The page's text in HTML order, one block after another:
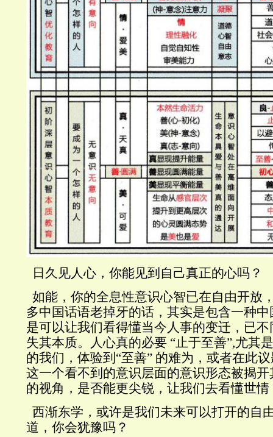
日久见人心，你能见到自己真正的心吗？
如能，你的全息性意识心智已在自由开放
多中国话语老掉牙的话，其实是包含一种
是可以让我们看得懂当今人事的变迁，已
失其本质。人心真的必要 “止于至善”,尤其
的我们，体验到“至善” 的难为，或者在此
这一个看不到的意识层面的意识形态被揭
的视角，是否能更尖锐，让我们去看懂世
西渐东学，或许是我们未来可以打开的自
道，你会犹豫吗？